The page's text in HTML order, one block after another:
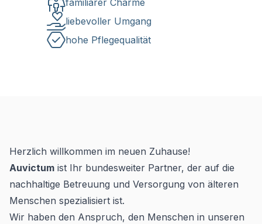
familiärer Charme
liebevoller Umgang
hohe Pflegequalität
Herzlich willkommen im neuen Zuhause!
Auvictum ist Ihr bundesweiter Partner, der auf die
nachhaltige Betreuung und Versorgung von älteren
Menschen spezialisiert ist.
Wir haben den Anspruch, den Menschen in unseren